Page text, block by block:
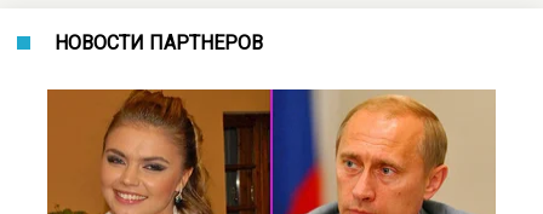
НОВОСТИ ПАРТНЕРОВ